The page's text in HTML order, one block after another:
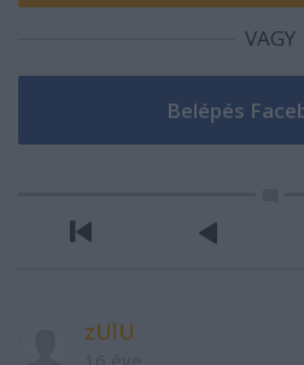
VAGY
zUlU